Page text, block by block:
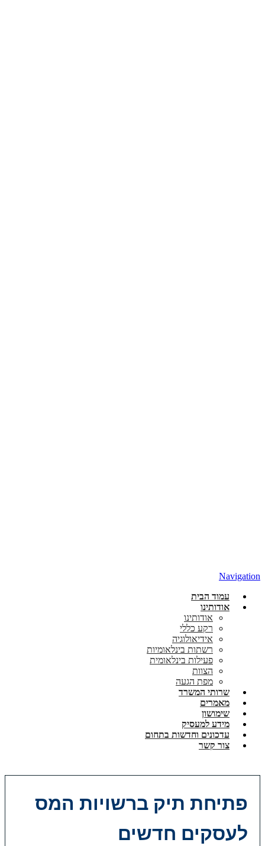
Navigation
עמוד הבית
אודותינו
אודותינו
רקע כללי
אידיאולוגיה
רשתות בינלאומיות
פעילות בינלאומית
הצוות
מפת הגעה
שרותי המשרד
מאמרים
שימושון
מידע למעסיק
עדכונים וחדשות בתחום
צור קשר
פתיחת תיקים במוסדות
פתיחת תיק ברשויות המס
לעסקים חדשים